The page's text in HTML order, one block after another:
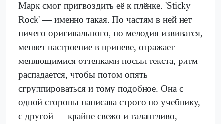
Марк смог пригвоздить её к плёнке. 'Sticky
Rock' — именно такая. По частям в ней нет
ничего оригинального, но мелодия извиватся,
меняет настроение в припеве, отражает
меняющимися оттенками посыл текста, ритм
распадается, чтобы потом опять
сгруппироваться и тому подобное. Она с
одной стороны написана строго по учебнику,
с другой — крайне свежо и талантливо,